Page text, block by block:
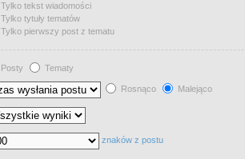
Tylko tekst wiadomości
Tylko tytuły tematów
Tylko pierwszy post z tematu
Posty
Tematy
Rosnąco Malejąco
znaków z postu